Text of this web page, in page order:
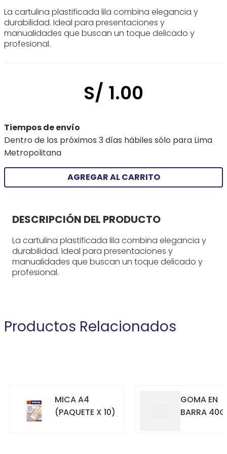
La cartulina plastificada lila combina elegancia y
durabilidad. Ideal para presentaciones y
manualidades que buscan un toque delicado y
profesional.
S/ 1.00
Tiempos de envío
Dentro de los próximos 3 días hábiles sólo para Lima
Metropolitana
AGREGAR AL CARRITO
DESCRIPCIÓN DEL PRODUCTO
La cartulina plastificada lila combina elegancia y
durabilidad. Ideal para presentaciones y
manualidades que buscan un toque delicado y
profesional.
Productos Relacionados
MICA A4
(PAQUETE X 10)
GOMA EN
BARRA